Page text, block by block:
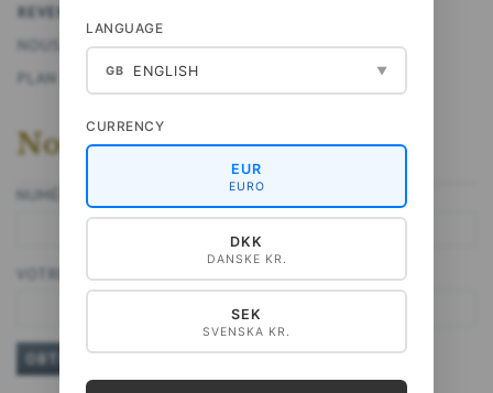
REVENIR
NOUS CONTACTER
PLAN DU SITE
Notice de retour
NUMÉRO DE COMMANDE
VOTRE E-MAIL
OBTENIR UNE NOTE DE RETOUR
LANGUAGE
GB ENGLISH ▼
CURRENCY
EUR
EURO
DKK
DANSKE KR.
SEK
SVENSKA KR.